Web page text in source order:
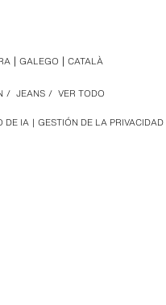
DE IA GESTIÓN DE LA PRIVACIDAD
/ JEANS / VER TODO
GALEGO CATALÀ